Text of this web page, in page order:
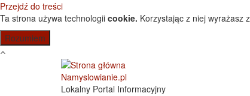
Przejdź do treści
Ta strona używa technologii cookie. Korzystając z niej wyrażasz
Namyslowianie.pl
Lokalny Portal Informacyjny